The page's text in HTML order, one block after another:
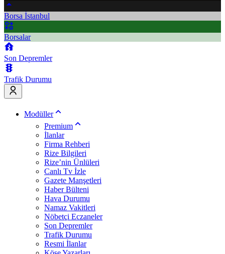
Borsa İstanbul
Borsalar
Son Depremler
Trafik Durumu
Modüller
Premium
İlanlar
Firma Rehberi
Rize Bilgileri
Rize’nin Ünlüleri
Canlı Tv İzle
Gazete Manşetleri
Haber Bülteni
Hava Durumu
Namaz Vakitleri
Nöbetçi Eczaneler
Son Depremler
Trafik Durumu
Resmi İlanlar